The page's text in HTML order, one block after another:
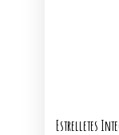
Estrelletes